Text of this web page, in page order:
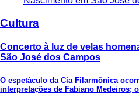
Cultura
Concerto à luz de velas
São José dos Campos
O espetáculo da Cia Filarmônica
interpretações de Fabiano Medeiros;